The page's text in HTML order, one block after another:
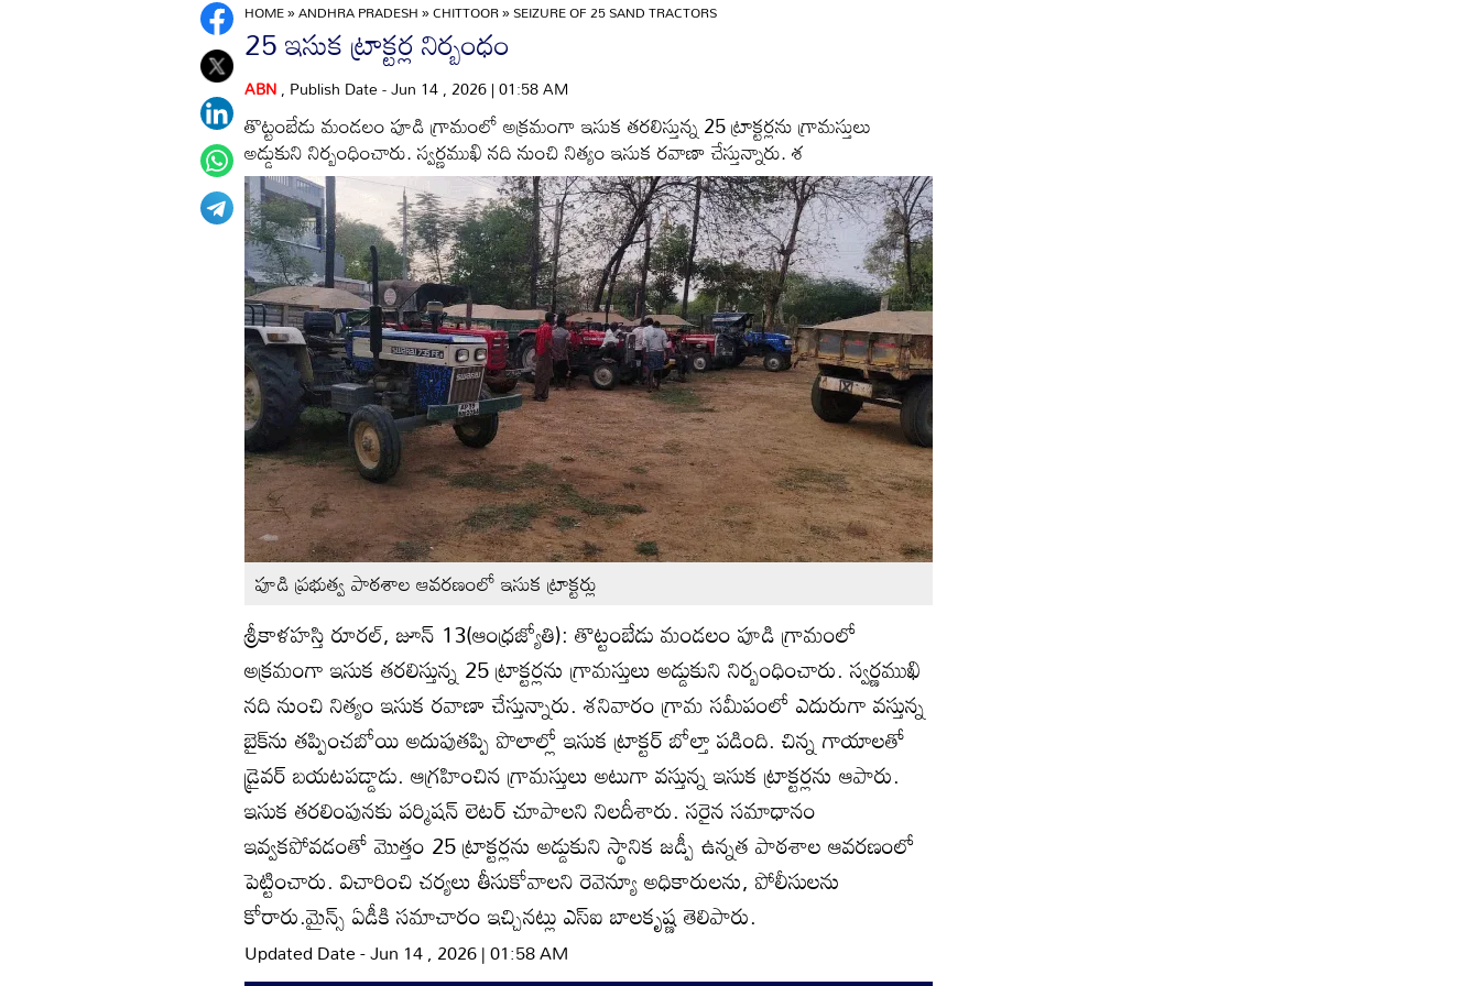
HOME»ANDHRA PRADESH»CHITTOOR»SEIZURE OF 25 SAND TRACTORS
25 ఇసుక ట్రాక్టర్ల నిర్బంధం
ABN, Publish Date - Jun 14 , 2026 | 01:58 AM
తొట్టంబేడు మండలం పూడి గ్రామంలో అక్రమంగా ఇసుక తరలిస్తున్న 25 ట్రాక్టర్లను గ్రామస్తులు
అడ్డుకుని నిర్బంధించారు. స్వర్ణముఖి నది నుంచి నిత్యం ఇసుక రవాణా చేస్తున్నారు. శ
పూడి ప్రభుత్వ పాఠశాల ఆవరణంలో ఇసుక ట్రాక్టర్లు
శ్రీకాళహస్తి రూరల్‌, జూన్‌ 13(ఆంధ్రజ్యోతి): తొట్టంబేడు మండలం పూడి గ్రామంలో
అక్రమంగా ఇసుక తరలిస్తున్న 25 ట్రాక్టర్లను గ్రామస్తులు అడ్డుకుని నిర్బంధించారు. స్వర్ణముఖి
నది నుంచి నిత్యం ఇసుక రవాణా చేస్తున్నారు. శనివారం గ్రామ సమీపంలో ఎదురుగా వస్తున్న
బైక్‌ను తప్పించబోయి అదుపుతప్పి పొలాల్లో ఇసుక ట్రాక్టర్‌ బోల్తా పడింది. చిన్న గాయాలతో
డ్రైవర్‌ బయటపడ్డాడు. ఆగ్రహించిన గ్రామస్తులు అటుగా వస్తున్న ఇసుక ట్రాక్టర్లను ఆపారు.
ఇసుక తరలింపునకు పర్మిషన్‌ లెటర్‌ చూపాలని నిలదీశారు. సరైన సమాధానం
ఇవ్వకపోవడంతో మొత్తం 25 ట్రాక్టర్లను అడ్డుకుని స్థానిక జడ్పీ ఉన్నత పాఠశాల ఆవరణంలో
పెట్టించారు. విచారించి చర్యలు తీసుకోవాలని రెవెన్యూ అధికారులను, పోలీసులను
కోరారు.మైన్స్‌ ఏడీకి సమాచారం ఇచ్చినట్లు ఎస్‌ఐ బాలకృష్ణ తెలిపారు.
Updated Date - Jun 14 , 2026 | 01:58 AM